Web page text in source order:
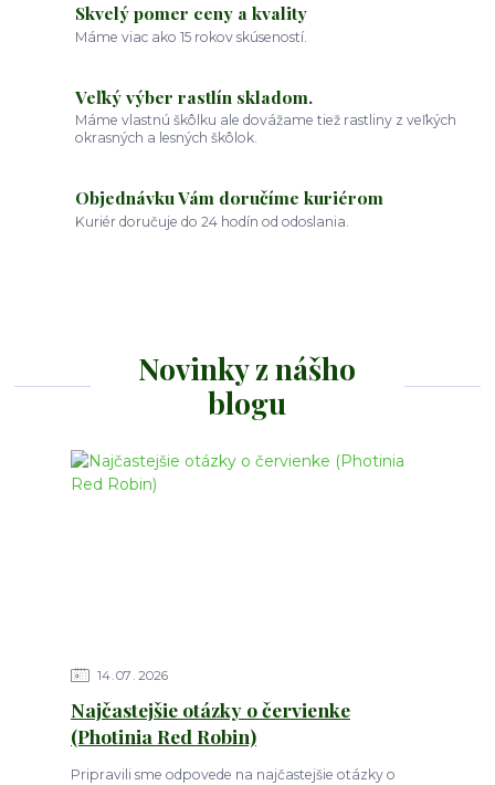
Skvelý pomer ceny a kvality
Máme viac ako 15 rokov skúseností.
Veľký výber rastlín skladom.
Máme vlastnú škôlku ale dovážame tiež rastliny z veľkých
okrasných a lesných škôlok.
Objednávku Vám doručíme kuriérom
Kuriér doručuje do 24 hodín od odoslania.
Novinky z nášho
blogu
14 07 2026
Najčastejšie otázky o červienke
(Photinia Red Robin)
Pripravili sme odpovede na najčastejšie otázky o